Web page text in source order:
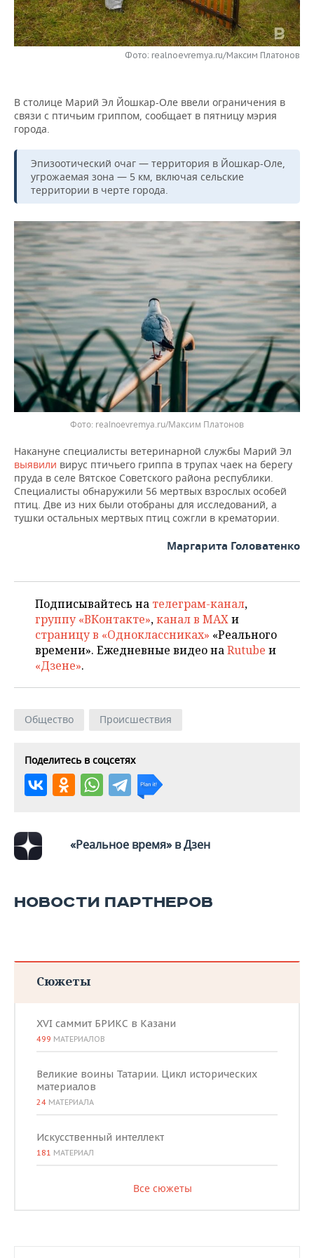
НЕФТЕХИМИЯ
НЕФТЬ
ЭНЕРГЕТИКА
РОЗНИЧНАЯ ТОРГОВЛЯ
НОВОСТИ ТЕХНОЛОГИЙ
ТЕЛЕКОММУНИКАЦИИ
МЕРОПРИЯТИЯ
НОВОСТИ МЕРОПРИЯТИЙ
БИЗНЕС-БРАНЧИ
ОТКРЫТАЯ ЛЕКЦИЯ
ФУТБОЛ
БАСКЕТБОЛ
ВОЛЕЙБОЛ
КИБЕРСПОРТ
ФИГУРНОЕ КАТАНИЕ
ВОДНЫЕ ВИДЫ СПОРТА
ХОККЕЙ С МЯЧОМ
НОВОСТИ ОБЩЕСТВА
ИНФРАСТРУКТУРА
ИСТОРИЯ
КУЛЬТУРА
МЕДИЦИНА
ОБРАЗОВАНИЕ
ПРОИСШЕСТВИЯ
ФОТОГАЛЕРЕЯ
СЮЖЕТЫ
СПРАВОЧНИК
СПИСОК ПЕРСОН
СПИСОК КОМПАНИЙ
ПОЛНАЯ ВЕРСИЯ
Фото: realnoevremya.ru/Максим Платонов
В столице Марий Эл Йошкар-Оле ввели ограничения в
связи с птичьим гриппом, сообщает в пятницу мэрия
города.
Эпизоотический очаг — территория в Йошкар-Оле,
угрожаемая зона — 5 км, включая сельские
территории в черте города.
Фото: realnoevremya.ru/Максим Платонов
Накануне специалисты ветеринарной службы Марий Эл
выявили вирус птичьего гриппа в трупах чаек на берегу
пруда в селе Вятское Советского района республики.
Специалисты обнаружили 56 мертвых взрослых особей
птиц. Две из них были отобраны для исследований, а
тушки остальных мертвых птиц сожгли в крематории.
Маргарита Головатенко
Подписывайтесь на телеграм-канал,
группу «ВКонтакте»,канал в MAXи
страницу в «Одноклассниках» «Реального
времени». Ежедневные видео наRutube и
«Дзене».
Общество Происшествия
Поделитесь в соцсетях
«Реальное время» в Дзен
НОВОСТИ ПАРТНЕРОВ
Сюжеты
XVI саммит БРИКС в Казани
499 МАТЕРИАЛОВ
Великие воины Татарии. Цикл исторических
материалов
24 МАТЕРИАЛА
Искусственный интеллект
181 МАТЕРИАЛ
Все сюжеты